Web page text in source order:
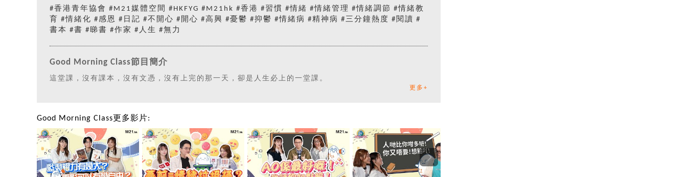
#香港青年協會 #M21媒體空間 #HKFYG #M21hk #香港 #習慣 #情緒 #情緒管理 #情緒調節 #情緒教
育 #情緒化 #感恩 #日記 #不開心 #開心 #高興 #憂鬱 #抑鬱 #情緒病 #精神病 #三分鐘熱度 #閱讀 #
書本 #書 #睇書 #作家 #人生 #無力
Good Morning Class節目簡介
這堂課，沒有課本，沒有文憑，沒有上完的那一天，卻是人生必上的一堂課。
更多+
Good Morning Class更多影片: